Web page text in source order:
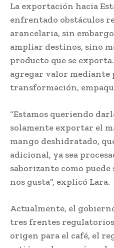
La exportación hacia
enfrentado obstáculos
arancelaria, sin
ampliar destinos, sino
producto que se
agregar valor mediante
transformación,
“Estamos queriendo
solamente exportar el
mango deshidratado,
adicional, ya sea
saborizante como
nos gusta”, explicó Lara.
Actualmente, el
tres frentes
origen para el café, el